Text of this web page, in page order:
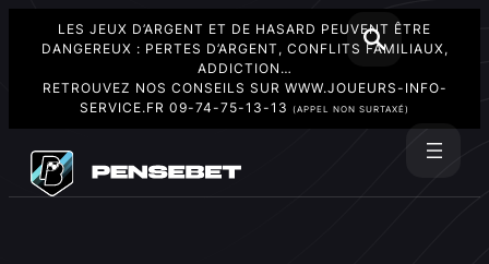
LES JEUX D’ARGENT ET DE HASARD PEUVENT ÊTRE
DANGEREUX : PERTES D’ARGENT, CONFLITS FAMILIAUX,
ADDICTION…
RETROUVEZ NOS CONSEILS SUR WWW.JOUEURS-INFO-
SERVICE.FR 09-74-75-13-13 (APPEL NON SURTAXÉ)
contenu